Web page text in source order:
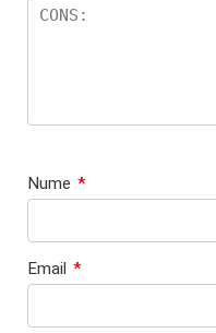
Nume *
Email *